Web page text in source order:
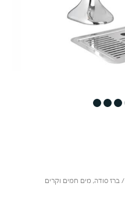
/ ברז סודה, מים חמים וקרים
2
3
4